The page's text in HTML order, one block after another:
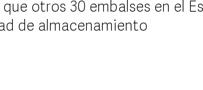
otros 30 embalses en el
de almacenamiento